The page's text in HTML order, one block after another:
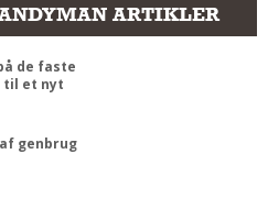
ARTIKLER
de faste
til et nyt
genbrug